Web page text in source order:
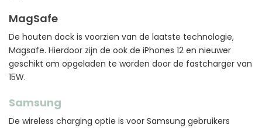
MagSafe
De houten dock is voorzien van de laatste technologie,
Magsafe. Hierdoor zijn de ook de iPhones 12 en nieuwer
geschikt om opgeladen te worden door de fastcharger van
15W.
Samsung
De wireless charging optie is voor Samsung gebruikers